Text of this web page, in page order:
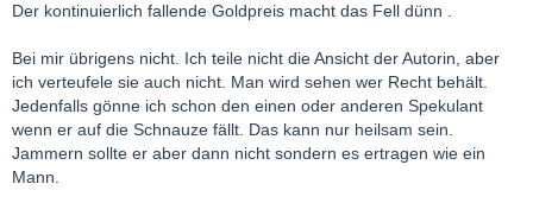
Der kontinuierlich fallende Goldpreis macht das Fell dünn .
Bei mir übrigens nicht. Ich teile nicht die Ansicht der Autorin, aber
ich verteufele sie auch nicht. Man wird sehen wer Recht behält.
Jedenfalls gönne ich schon den einen oder anderen Spekulant
wenn er auf die Schnauze fällt. Das kann nur heilsam sein.
Jammern sollte er aber dann nicht sondern es ertragen wie ein
Mann.